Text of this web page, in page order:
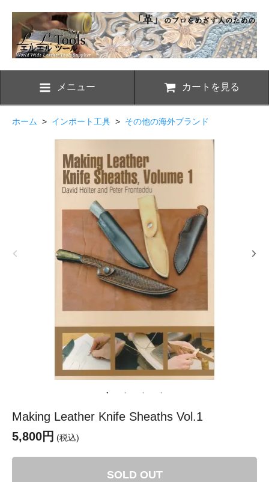
メニュー カートを見る
ホーム > インポート工具 > その他の海外ブランド
Making Leather Knife Sheaths Vol.1
5,800円 (税込)
SOLD OUT